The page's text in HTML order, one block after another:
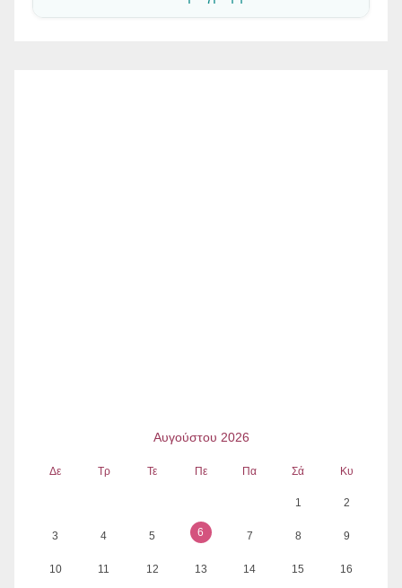
Αυγούστου 2026
Δε Τρ Τε Πε Πα Σά Κυ
1 2
3 4 5 6 7 8 9
10 11 12 13 14 15 16